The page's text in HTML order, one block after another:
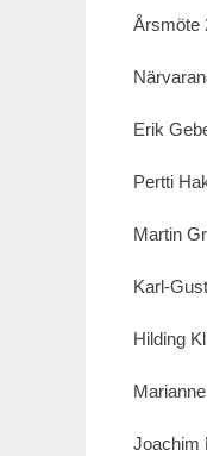
Årsmöte
Erik
Pertti
Martin
Karl-
Hilding
Joachim